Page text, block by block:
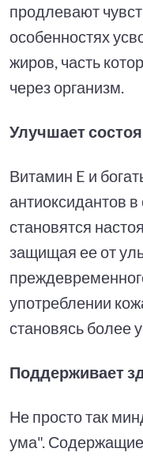
продлевают
особенностях
жиров, часть
через организм.
Улучшает
Витамин E и
антиоксидантов
становятся
защищая ее от
употреблении
становясь более
Поддерживает
Не просто так
ума".